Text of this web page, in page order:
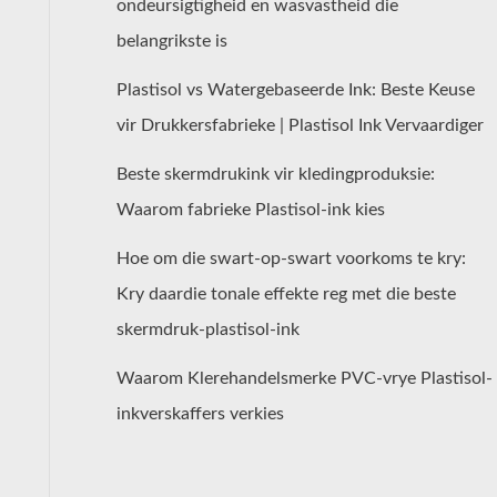
ondeursigtigheid en wasvastheid die
belangrikste is
Plastisol vs Watergebaseerde Ink: Beste Keuse
vir Drukkersfabrieke | Plastisol Ink Vervaardiger
Beste skermdrukink vir kledingproduksie:
Waarom fabrieke Plastisol-ink kies
Hoe om die swart-op-swart voorkoms te kry:
Kry daardie tonale effekte reg met die beste
skermdruk-plastisol-ink
Waarom Klerehandelsmerke PVC-vrye Plastisol-
inkverskaffers verkies